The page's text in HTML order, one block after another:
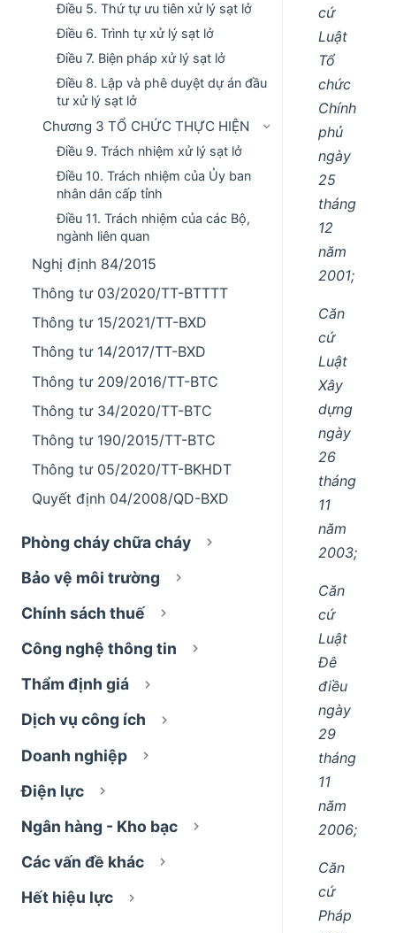
Điều 5. Thứ tự ưu tiên xử lý sạt lở
Điều 6. Trình tự xử lý sạt lở
Điều 7. Biện pháp xử lý sạt lở
Điều 8. Lập và phê duyệt dự án đầu
tư xử lý sạt lở
Chương 3 TỔ CHỨC THỰC HIỆN
Điều 9. Trách nhiệm xử lý sạt lở
Điều 10. Trách nhiệm của Ủy ban
nhân dân cấp tỉnh
Điều 11. Trách nhiệm của các Bộ,
ngành liên quan
Nghị định 84/2015
Thông tư 03/2020/TT-BTTTT
Thông tư 15/2021/TT-BXD
Thông tư 14/2017/TT-BXD
Thông tư 209/2016/TT-BTC
Thông tư 34/2020/TT-BTC
Thông tư 190/2015/TT-BTC
Thông tư 05/2020/TT-BKHDT
Quyết định 04/2008/QD-BXD
Phòng cháy chữa cháy
Bảo vệ môi trường
Chính sách thuế
Công nghệ thông tin
Thẩm định giá
Dịch vụ công ích
Doanh nghiệp
Điện lực
Ngân hàng - Kho bạc
Các vấn đề khác
Hết hiệu lực
cứ
Luật
Tổ
chức
Chính
phủ
ngày
25
tháng
12
năm
2001;
Căn
cứ
Luật
Xây
dựng
ngày
26
tháng
11
năm
2003;
Căn
cứ
Luật
Đê
điều
ngày
29
tháng
11
năm
2006;
Căn
cứ
Pháp